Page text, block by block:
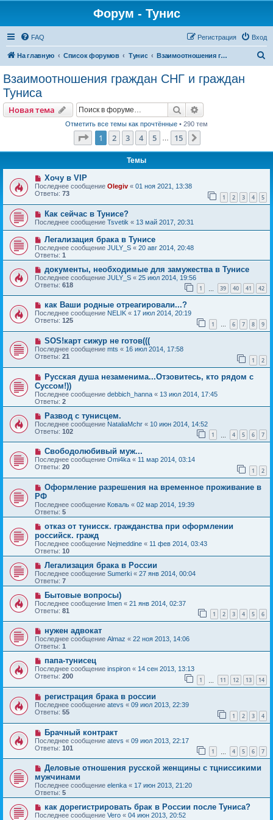
Форум - Тунис
FAQ Вход
Регистрация
На главную Список форумов Тунис Взаимоотношения граждан СНГ и граждан Туниса
Взаимоотношения граждан СНГ и граждан
Туниса
Новая тема Поиск
Отметить все темы как прочтённые • 290 тем
Страница из 15
1 2 3 4 5 15
Темы
Хочу в VIP
Последнее сообщение Olegiv « 01 ноя 2021, 13:38
Ответы: 73 1 2 3 4 5
Как сейчас в Тунисе?
Последнее сообщение Tsvetik « 13 май 2017, 20:31
Легализация брака в Тунисе
Последнее сообщение JULY_S « 20 авг 2014, 20:48
Ответы: 1
документы, необходимые для замужества в Тунисе
Последнее сообщение JULY_S « 25 июл 2014, 19:56
Ответы: 618 1 39 40 41 42
как Ваши родные отреагировали...?
Последнее сообщение NELIK « 17 июл 2014, 20:19
Ответы: 125 1 … 6 7 8 9
SOS!карт сижур не готов(((
Последнее сообщение mts « 16 июл 2014, 17:58
Ответы: 21 1 2
Русская душа незаменима...Отзовитесь, кто рядом с
Суссом!))
Последнее сообщение debbich_hanna « 13 июл 2014, 17:45
Ответы: 2
Развод с тунисцем.
Последнее сообщение NataliaMchr « 10 июн 2014, 14:52
Ответы: 102 1 4 5 6 7
Свободолюбивый муж...
Последнее сообщение Omi4ka « 11 мар 2014, 03:14
Ответы: 20 1 2
Оформление разрешения на временное проживание в
РФ
Последнее сообщение Коваль « 02 мар 2014, 19:39
Ответы: 5
отказ от тунисск. гражданства при оформлении
российск. гражд
Последнее сообщение Nejmeddine « 11 фев 2014, 03:43
Ответы: 10
Легализация брака в России
Последнее сообщение Sumerki « 27 янв 2014, 00:04
Ответы: 7
Бытовые вопросы)
Последнее сообщение Imen « 21 янв 2014, 02:37
Ответы: 81 1 2 3 4 5 6
нужен адвокат
Последнее сообщение Almaz « 22 ноя 2013, 14:06
Ответы: 1
папа-тунисец
Последнее сообщение inspiron « 14 сен 2013, 13:13
Ответы: 200 1 11 12 13 14
регистрация брака в россии
Последнее сообщение atevs « 09 июл 2013, 22:39
Ответы: 55 1 2 3 4
Брачный контракт
Последнее сообщение atevs « 09 июл 2013, 22:17
Ответы: 101 1 4 5 6 7
Деловые отношения русской женщины с тцниссикими
мужчинами
Последнее сообщение elenka « 17 июн 2013, 21:20
Ответы: 5
как дорегистрировать брак в России после Туниса?
Последнее сообщение Vero « 04 июн 2013, 20:52